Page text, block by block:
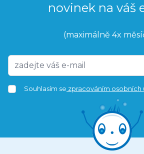
novinek na váš
(maximálně 4x
Souhlasím se zpracováním osobních